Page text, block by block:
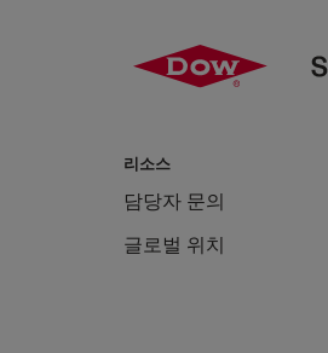
리소스
담당자 문의
글로벌 위치